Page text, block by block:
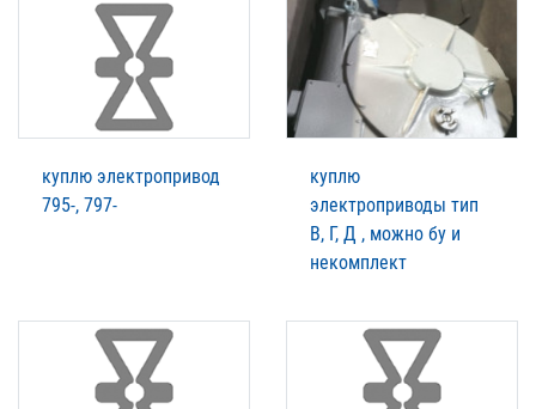
куплю электропривод
795-, 797-
куплю
электроприводы тип
В, Г, Д , можно бу и
некомплект